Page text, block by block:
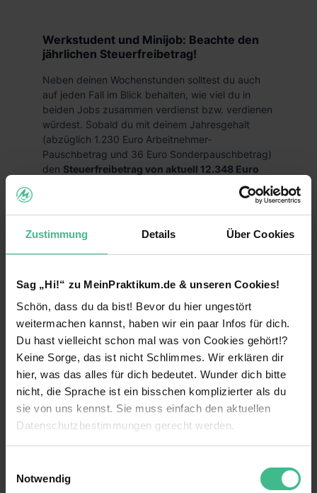
Zustimmung Details Über Cookies
Sag „Hi!“ zu MeinPraktikum.de & unseren Cookies!
Schön, dass du da bist! Bevor du hier ungestört
weitermachen kannst, haben wir ein paar Infos für dich.
Du hast vielleicht schon mal was von Cookies gehört!?
Keine Sorge, das ist nicht Schlimmes. Wir erklären dir
hier, was das alles für dich bedeutet. Wunder dich bitte
nicht, die Sprache ist ein bisschen komplizierter als du
sie von uns kennst. Sie muss einfach den aktuellen
Datenschutzbestimmungen gerecht werden.
Notwendig
Werkstudent und Minijob: Beachte den
jährlichen Steuerfreibetrag!
Neben deinen Wochenstunden solltest du auch
auf jeden Fall im Blick behalten, wie viel du in
beiden Jobs zusammen verdienst bzw. verdienen
würdest. Sobald du mit deinem Jahresgehalt
(abzüglich 1.230 Euro Arbeitnehmer-
Pauschbetrag und 36 Euro Sonderpauschbetrag)
den Steuerfreibetrag von aktuell 12.348 Euro
(Stand: 2026) überschreitest, bist du nämlich
. Auch hier wird der Verdienst
aus all deinen Jobs zusammengerechnet.
Die gute Nachricht: Du musst dann nicht deinen
gesamten Lohn versteuern, sondern nur den Teil,
Minijobs sindgrundsätzlich steuer- und
sozialversicherungsfrei . Achte aber darauf,
dass du die Minijobgrenze von 603 Euro im Monat
nicht überschreitest – dann wird dein Job nämlich
steuerpflichtig. Und weil es sich dabei um einen
Zweitjob handelt, wirst du direkt inSteuerklasse
6eingestuft. Das ist die Steuerklasse, bei der du
am meisten abdrücken musst – fast die Hälfte
zwei oder mehr andere Jobs hast. Dann landest
du in Steuerklasse sofort in Steuerklasse 6.